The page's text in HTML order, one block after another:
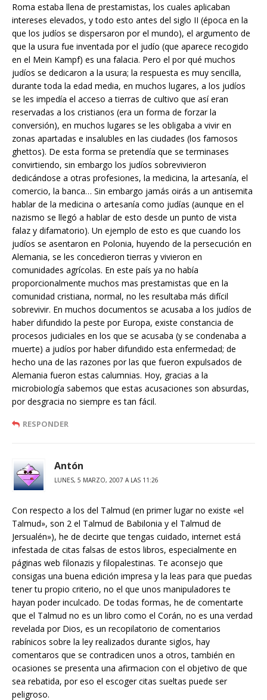
Roma estaba llena de prestamistas, los cuales aplicaban
intereses elevados, y todo esto antes del siglo II (época en la
que los judíos se dispersaron por el mundo), el argumento de
que la usura fue inventada por el judío (que aparece recogido
en el Mein Kampf) es una falacia. Pero el por qué muchos
judíos se dedicaron a la usura; la respuesta es muy sencilla,
durante toda la edad media, en muchos lugares, a los judíos
se les impedía el acceso a tierras de cultivo que así eran
reservadas a los cristianos (era un forma de forzar la
conversión), en muchos lugares se les obligaba a vivir en
zonas apartadas e insalubles en las ciudades (los famosos
ghettos). De esta forma se pretendía que se terminases
convirtiendo, sin embargo los judíos sobrevivieron
dedicándose a otras profesiones, la medicina, la artesanía, el
comercio, la banca… Sin embargo jamás oirás a un antisemita
hablar de la medicina o artesanía como judías (aunque en el
nazismo se llegó a hablar de esto desde un punto de vista
falaz y difamatorio). Un ejemplo de esto es que cuando los
judíos se asentaron en Polonia, huyendo de la persecución en
Alemania, se les concedieron tierras y vivieron en
comunidades agrícolas. En este país ya no había
proporcionalmente muchos mas prestamistas que en la
comunidad cristiana, normal, no les resultaba más difícil
sobrevivir. En muchos documentos se acusaba a los judíos de
haber difundido la peste por Europa, existe constancia de
procesos judiciales en los que se acusaba (y se condenaba a
muerte) a judíos por haber difundido esta enfermedad; de
hecho una de las razones por las que fueron expulsados de
Alemania fueron estas calumnias. Hoy, gracias a la
microbiología sabemos que estas acusaciones son absurdas,
por desgracia no siempre es tan fácil.
RESPONDER
Antón
LUNES, 5 MARZO, 2007 A LAS 11:26
Con respecto a los del Talmud (en primer lugar no existe «el
Talmud», son 2 el Talmud de Babilonia y el Talmud de
Jersualén»), he de decirte que tengas cuidado, internet está
infestada de citas falsas de estos libros, especialmente en
páginas web filonazis y filopalestinas. Te aconsejo que
consigas una buena edición impresa y la leas para que puedas
tener tu propio criterio, no el que unos manipuladores te
hayan poder inculcado. De todas formas, he de comentarte
que el Talmud no es un libro como el Corán, no es una verdad
revelada por Dios, es un recopilatorio de comentarios
rabínicos sobre la ley realizados durante siglos, hay
comentaros que se contradicen unos a otros, también en
ocasiones se presenta una afirmacion con el objetivo de que
sea rebatida, por eso el escoger citas sueltas puede ser
peligroso.